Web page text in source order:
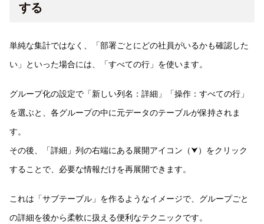
する
単純な集計ではなく、「部署ごとにどの社員がいるかも確認した
い」といった場合には、「すべての行」を使います。
グループ化の設定で「新しい列名：詳細」「操作：すべての行」
を選ぶと、各グループの中に元データのテーブルが保持されま
す。
その後、「詳細」列の右端にある展開アイコン（⮟）をクリック
することで、必要な情報だけを再展開できます。
これは「サブテーブル」を作るようなイメージで、グループごと
の詳細を後から柔軟に扱える便利なテクニックです。